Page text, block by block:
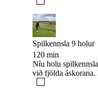
Spilkennsla 9 holur
120 min
Níu holu
við fjölda